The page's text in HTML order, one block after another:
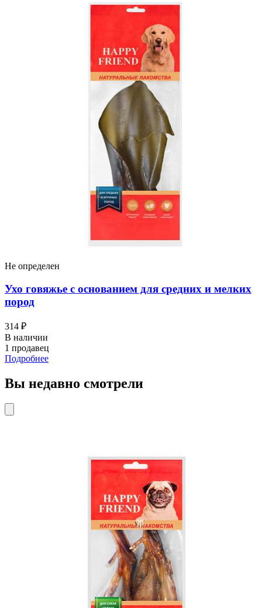
Не определен
Ухо говяжье с основанием для средних и мелких
пород
314 ₽
В наличии
1 продавец
Подробнее
Вы недавно смотрели